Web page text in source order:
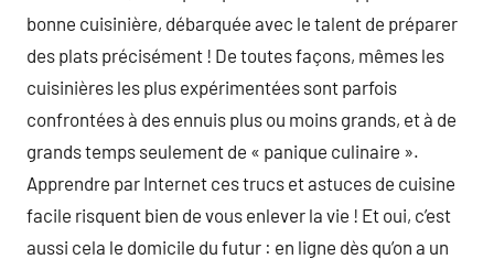
bonne cuisinière, débarquée avec le talent de préparer
des plats précisément ! De toutes façons, mêmes les
cuisinières les plus expérimentées sont parfois
confrontées à des ennuis plus ou moins grands, et à de
grands temps seulement de « panique culinaire ».
Apprendre par Internet ces trucs et astuces de cuisine
facile risquent bien de vous enlever la vie ! Et oui, c’est
aussi cela le domicile du futur : en ligne dès qu’on a un